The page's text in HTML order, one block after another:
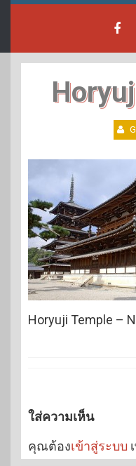
Horyuji Temple –
ใส่ความเห็น
คุณต้องเข้าสู่ระบบ